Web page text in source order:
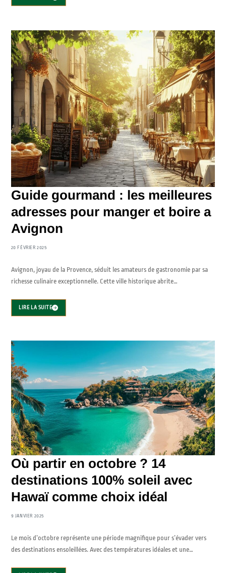
Guide gourmand : les meilleures
adresses pour manger et boire a
Avignon
20 FÉVRIER 2025
Avignon, joyau de la Provence, séduit les amateurs de gastronomie par sa
richesse culinaire exceptionnelle. Cette ville historique abrite…
LIRE LA SUITE
Où partir en octobre ? 14
destinations 100% soleil avec
Hawaï comme choix idéal
9 JANVIER 2025
Le mois d’octobre représente une période magnifique pour s’évader vers
des destinations ensoleillées. Avec des températures idéales et une…